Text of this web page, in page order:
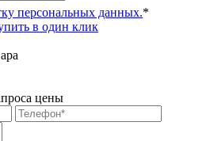
персональных данных.*
в один клик
цены